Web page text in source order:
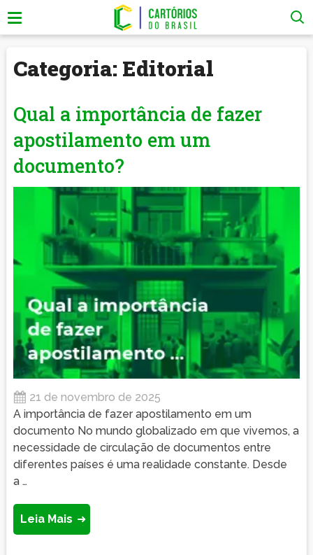
Categoria: Editorial
Qual a importância de fazer
apostilamento em um
documento?
21 de novembro de 2025
A importância de fazer apostilamento em um
documento No mundo globalizado em que vivemos, a
necessidade de circulação de documentos entre
diferentes países é uma realidade constante. Desde
a …
Leia Mais